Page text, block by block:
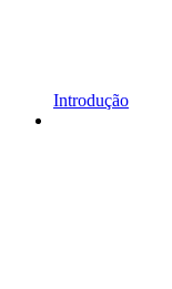
Introdução